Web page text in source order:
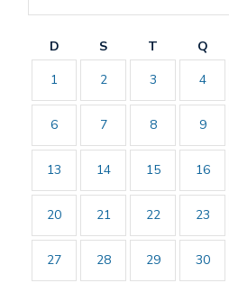
D S T Q
1
2 3 4
6 7 8 9
13 14 15 16
20 21 22 23
27 28 29 30